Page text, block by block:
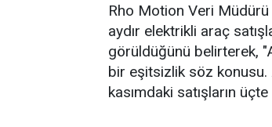
Rho Motion Veri
aydır elektrikli araç
görüldüğünü belirterek,
bir eşitsizlik söz konusu.
kasımdaki satışların